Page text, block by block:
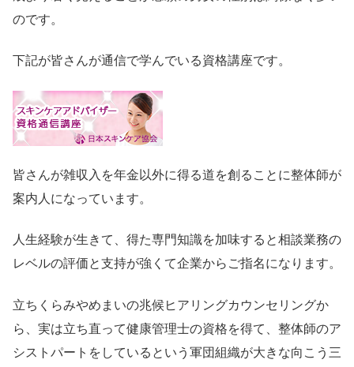
のです。
下記が皆さんが通信で学んでいる資格講座です。
皆さんが雑収入を年金以外に得る道を創ることに整体師が
案内人になっています。
人生経験が生きて、得た専門知識を加味すると相談業務の
レベルの評価と支持が強くて企業からご指名になります。
立ちくらみやめまいの兆候ヒアリングカウンセリングか
ら、実は立ち直って健康管理士の資格を得て、整体師のア
シストパートをしているという軍団組織が大きな向こう三